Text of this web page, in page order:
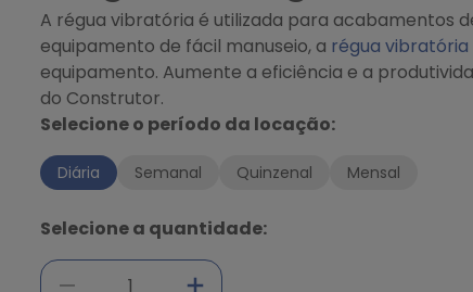
A régua vibratória é utilizada para acabamentos
equipamento de fácil manuseio, a régua vibratória
equipamento. Aumente a eficiência e a
do Construtor.
Selecione o período da locação:
Diária Semanal Quinzenal Mensal
Selecione a quantidade: